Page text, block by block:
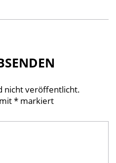
nicht veröffentlicht.
* markiert